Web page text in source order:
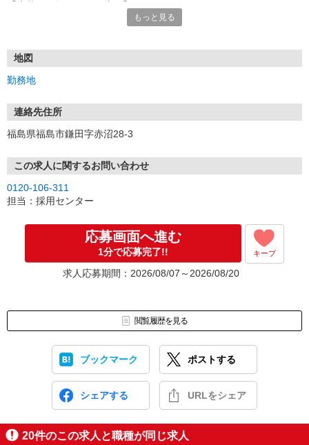
1.応募…Webもしくはお電話より応募ください。
※実技試験はドライバーの職種のみとなります。
もっと見る
地図
勤務地
連絡先住所
福島県福島市鎌田字赤沼28-3
この求人に関するお問い合わせ
0120-106-311
担当：採用センター
応募画面へ進む
1分で応募完了!! キープ
求人応募期間：2026/08/07～2026/08/20
閲覧履歴を見る
ブックマーク ポストする
シェアする URLをシェア
20件のこの求人と職種が同じ求人